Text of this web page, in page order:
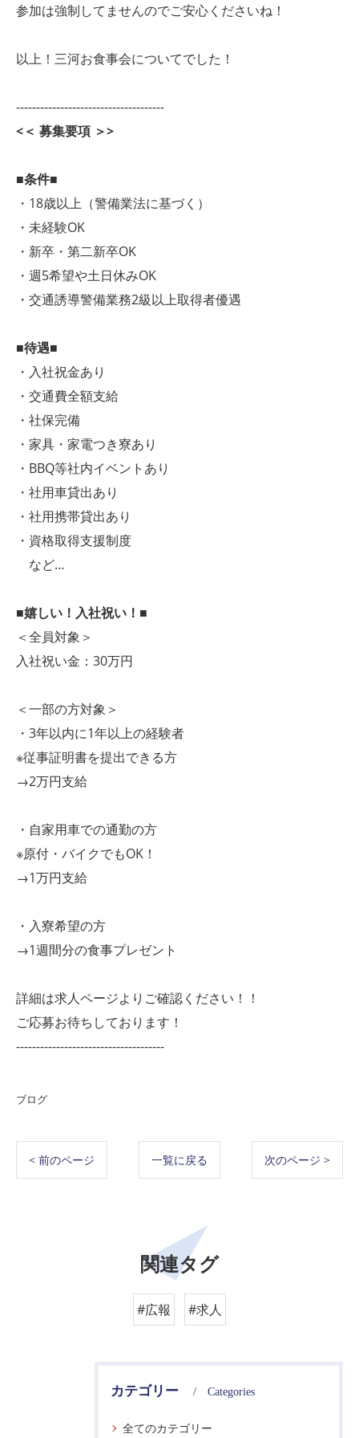
参加は強制してませんのでご安心くださいね！
以上！三河お食事会についてでした！
-------------------------------------
<＜ 募集要項 ＞>
■条件■
・18歳以上（警備業法に基づく）
・未経験OK
・新卒・第二新卒OK
・週5希望や土日休みOK
・交通誘導警備業務2級以上取得者優遇
■待遇■
・入社祝金あり
・交通費全額支給
・社保完備
・家具・家電つき寮あり
・BBQ等社内イベントあり
・社用車貸出あり
・社用携帯貸出あり
・資格取得支援制度
など…
■嬉しい！入社祝い！■
＜全員対象＞
入社祝い金：30万円
＜一部の方対象＞
・3年以内に1年以上の経験者
※従事証明書を提出できる方
→2万円支給
・自家用車での通勤の方
※原付・バイクでもOK！
→1万円支給
・入寮希望の方
→1週間分の食事プレゼント
詳細は求人ページよりご確認ください！！
ご応募お待ちしております！
-------------------------------------
ブログ
< 前のページ 一覧に戻る 次のページ >
関連タグ
#広報 #求人
カテゴリー Categories
全てのカテゴリー